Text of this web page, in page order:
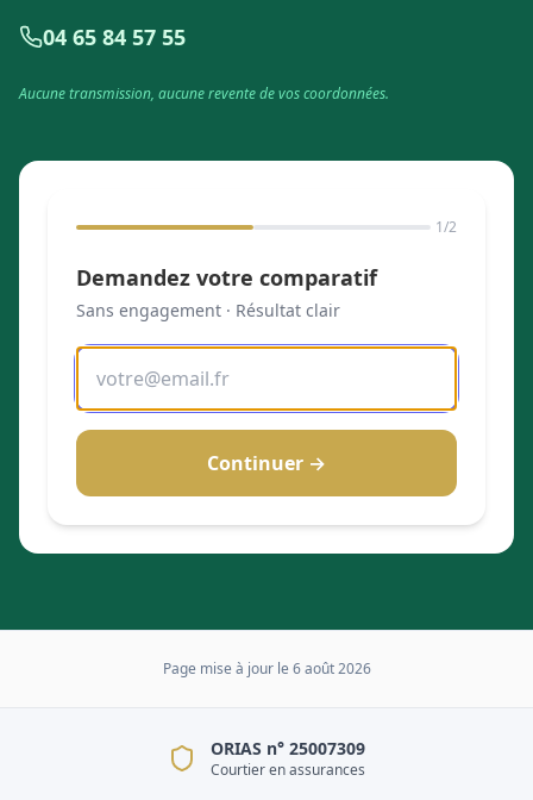
04 65 84 57 55
Aucune transmission, aucune revente de vos coordonnées.
1/2
Demandez votre comparatif
Sans engagement · Résultat clair
Continuer →
Page mise à jour le 6 août 2026
ORIAS n° 25007309
Courtier en assurances